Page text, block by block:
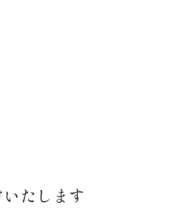
たします